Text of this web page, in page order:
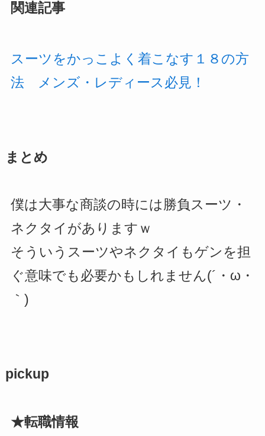
関連記事
スーツをかっこよく着こなす１８の方
法 メンズ・レディース必見！
まとめ
僕は大事な商談の時には勝負スーツ・
ネクタイがありますｗ
そういうスーツやネクタイもゲンを担
ぐ意味でも必要かもしれません(´・ω・
｀)
pickup
★転職情報